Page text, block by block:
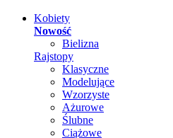
Kobiety
Nowość
Bielizna
Rajstopy
Klasyczne
Modelujące
Wzorzyste
Ażurowe
Ślubne
Ciążowe